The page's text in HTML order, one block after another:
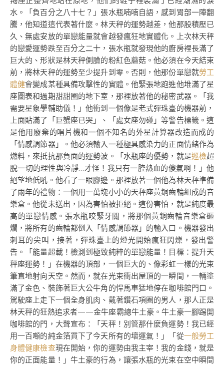
水。「負百分之八十七？」張水瓶喃喃自語，感到胃部一陣翻
騰，他知道這代表著什麼。林天秤的運勢越差，他那股積壓已
久、無處安放的單戀能量就會越發瘋狂地實體化。上次林天秤
的戀愛運勢跌至百分之二十，張水瓶就發現他的廚房裡長滿了
巨大的、形狀是林天秤側臉的粉紅色蘑菇。他必須在今天結束
前，將林天秤的運勢至少提升到零。否則，他那份單戀就勞工
體健會變成某種具備攻擊性的實體。他緊張地跑進他堆滿了星
座圖表和過期甜甜圈的地下室，那裡放著他的秘密武器。「我
需要星象學輔助儀！」他衝到一個像是老式彈珠臺的機器前，
上面貼滿了「巨蟹座已哭」、「處女座勿碰」等警告標籤。這
是他用廢棄的唱片機和一個不知名的外星計算器改造而成的
「情感調節器」。他必須輸入一種極具感染力的正面情緒作為
燃料，來抵抗那負面的運勢波。「水瓶座的優勢，就是巡檢超
脫一切的理性與冷靜…才怪！我只有一腔熱血的傻氣啊！」他
絕望地低吼。他看了一眼腳邊。那裡放著一個他為林天秤準備
了兩年的禮物：一個用一萬塊小小的天秤座黃銅齒輪組成的音
樂盒。他從未送出，因為害怕被拒絕。這份害怕，就是純度最
高的單戀情感。張水瓶咬緊牙關，將那個黃銅齒輪音樂盒砸
爛，將所有的齒輪都倒入「情感調節器」的輸入口。機器發出
刺耳的尖叫，接著，彈珠臺上的燈光開始瘋狂閃爍，發出警
告。「能量超載！檢測到極致純粹的單戀能量！目標：提升天
秤座運勢！」在機器的頂部，一個巨大的、像彩虹一樣的光束
筆直地射向天空。然而，就在光束衝出屋頂的一瞬間，一輛塗
滿了金色、裝飾著巨大公牛角的悍馬車猛地停在咖啡館門口。
駕駛座上走下一個全身肌肉、戴著鑽石項圈的男人，那人正是
林天秤的狂熱追求者——金牛座霸總牛土豪。牛土豪一腳踢開
咖啡館的門，大聲宣布：「天秤！別管那什麼負運勢！我已經
用一百噸的純金箔買下了今天所有的壞運氣！」「從一般勞工
身體健康檢查現在開始，你的運勢由我主宰！我的金錢，就是
你的正面能量！」牛土豪的行為，讓張水瓶的光束在空中瞬間